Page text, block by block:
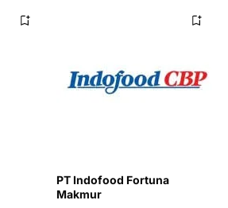
PT Indofood Fortuna
Makmur